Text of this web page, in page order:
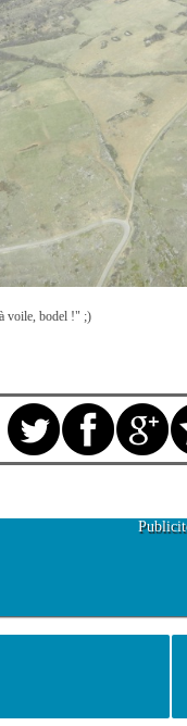
voile, bodel !" ;)